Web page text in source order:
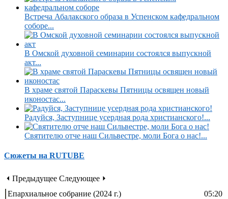
Встреча Абалакского образа в Успенском кафедральном
соборе...
В Омской духовной семинарии состоялся выпускной
акт...
В храме святой Параскевы Пятницы освящен новый
иконостас...
Радуйся, Заступнице усердная рода христианского!...
Святителю отче наш Сильвестре, моли Бога о нас!...
Сюжеты на RUTUBE
⏴ Предыдущее Следующее ⏵
Епархиальное собрание (2024 г.)
05:20